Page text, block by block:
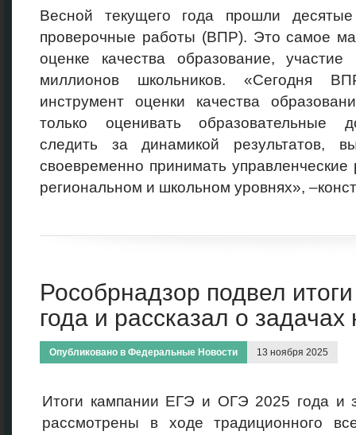
Весной текущего года прошли
проверочные работы (ВПР). Это самое
оценке качества образование,
миллионов школьников. «Сегодня
инструмент оценки качества
только оценивать образовательные
следить за динамикой результатов,
своевременно принимать
региональном и школьном уровнях»,
Рособрнадзор подвел
года и рассказал о
Опубликовано в Федеральные Новости 13 ноября 2025
Итоги кампании ЕГЭ и ОГЭ 2025 года и
рассмотрены в ходе традиционного